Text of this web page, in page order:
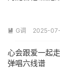
 G调 2025-
心会跟爱一起
弹唱六线谱